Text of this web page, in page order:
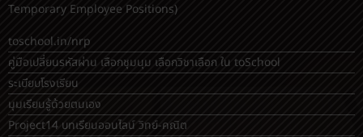
Temporary Employee Positions)
toschool.in/nrp
คู่มือเปลี่ยนรหัสผ่าน เลือกชุมนุม เลือกวิชาเลือก ใน toSchool
ระเบียบโรงเรียน
มุมเรียนรู้ด้วยตนเอง
Project14 บทเรียนออนไลน์ วิทย์-คณิต